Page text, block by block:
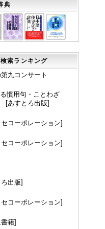
典
索ランキング
九コンサート
慣用句・ことわざ
[あすとろ出版]
コーポレーション]
コーポレーション]
出版]
コーポレーション]
籍]